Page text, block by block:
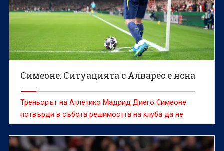
Симеоне: Ситуацията с Алварес е ясна
Треньорът на Атлетико Мадрид Диего Симеоне
потвърди в събота решимостта на клуба да не
продава Хулиан Алварес, който е желан от редица
отбори и оставането му на „Метрополитано“ през